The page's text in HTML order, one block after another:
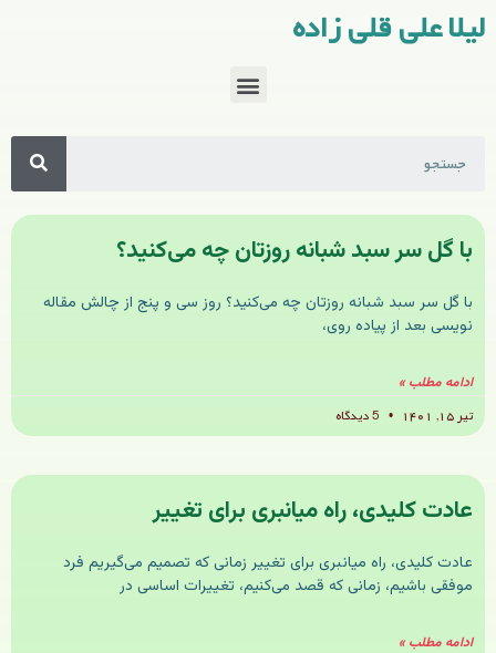
لیلا علی قلی زاده
با گل سر سبد شبانه روزتان چه می‌کنید؟
با گل سر سبد شبانه روزتان چه می‌کنید؟ روز سی و پنج از چالش مقاله
نویسی بعد از پیاده روی،
ادامه مطلب »
تیر ۱۵, ۱۴۰۱
عادت کلیدی، راه میانبری برای تغییر
عادت کلیدی، راه میانبری برای تغییر زمانی که تصمیم می‌گیریم فرد
موفقی باشیم، زمانی که قصد می‌کنیم، تغییرات اساسی در
ادامه مطلب »